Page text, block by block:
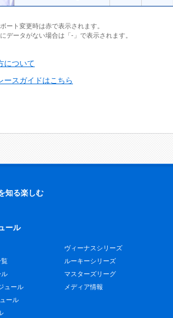
ート変更時は赤で表示されます。
データがない場合は「-」で表示されます。
について
ースガイドはこちら
知る楽しむ
ール
覧
ル
ュール
ール
ヴィーナスシリーズ
ルーキーシリーズ
マスターズリーグ
メディア情報